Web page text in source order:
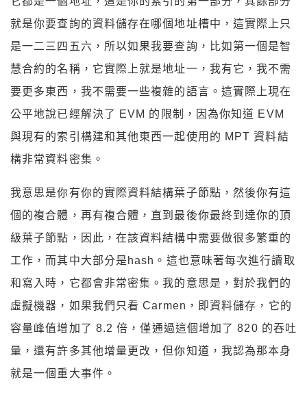
就是你要查詢的資料儲存在哪個地址槽中，這實際上只
是一二三四五六，所以如果我要查詢，比如第一個是智
慧合約的名稱，它實際上就是地址一，我有它，我不需
要更多東西，我不需要一些複雜的語言。這實際上現在
公平地說已經解決了 EVM 的限制，因為你知道 EVM
與現有的索引構建和其他東西一起使用的 MPT 資料結
構非常資料密集。
我意思是你有你的實際資料結構葉子節點，然後你有這
個的複合體，再有複合體，直到最後你最終到達你的頂
級葉子節點，因此，在該資料結構中需要做很多繁重的
工作，而其中大部分是hash。這也意味著每次進行讀取
和寫入時，它都會非常密集。我的意思是，對於我們的
虛擬機器，如果我們只看 Carmen，即資料儲存，它的
容量峰值增加了 8.2 倍，僅通過這個增加了 820 的吞吐
量，還有許多其他增量更改，但你知道，我認為那本身
就是一個重大事件。